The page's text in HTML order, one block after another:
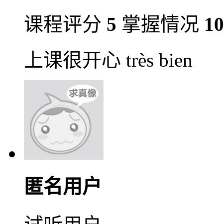
课程评分 5 掌握情况
上课很开心 très bien
匿名用户